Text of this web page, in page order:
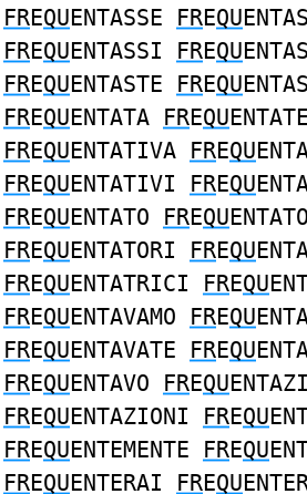
FREQUENTASSE FREQU
FREQUENTASSI FREQU
FREQUENTASTE FREQU
FREQUENTATA FREQU
FREQUENTATIVA FREQU
FREQUENTATIVI FREQU
FREQUENTATO FREQU
FREQUENTATORI FREQU
FREQUENTATRICI FREQU
FREQUENTAVAMO FREQU
FREQUENTAVATE FREQU
FREQUENTAVO FREQU
FREQUENTAZIONI FREQU
FREQUENTEMENTE FREQU
FREQUENTERAI FREQU